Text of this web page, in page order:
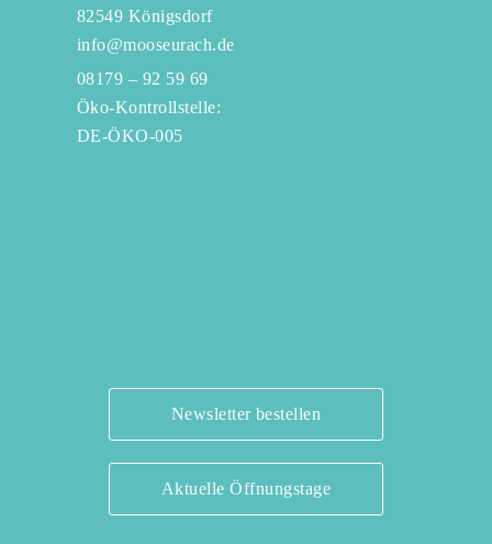
82549 Königsdorf
info@mooseurach.de
08179 – 92 59 69
Öko-Kontrollstelle:
DE-ÖKO-005
Newsletter bestellen
Aktuelle Öffnungstage